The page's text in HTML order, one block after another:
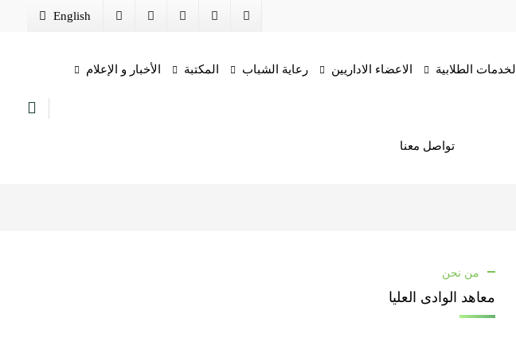
English
الخدمات الطلابية الاعضاء الاداريين رعاية الشباب المكتبة الأخبار و الإعلام
تواصل معنا
من نحن
معاهد الوادى العليا